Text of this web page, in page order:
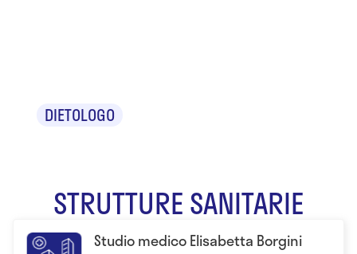
DIETOLOGO
STRUTTURE SANITARIE
Studio medico Elisabetta Borgini